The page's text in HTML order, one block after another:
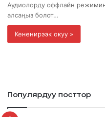
Аудиолорду оффлайн
алсаңыз болот…
Кененирээк окуу »
Популярдуу посттор